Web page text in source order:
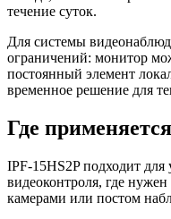
течение суток.
Для системы
ограничений: монитор
постоянный элемент
временное решение для
Где
IPF-15HS2P подходит
видеоконтроля, где
камерами или постом